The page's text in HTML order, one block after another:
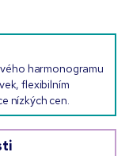
harmonogramu
flexibilním
nízkých cen.